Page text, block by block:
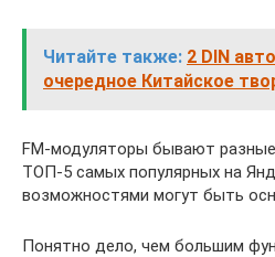
Читайте также: 2 DIN
очередное Китайское
FM-модуляторы бывают
ТОП-5 самых популярных на
возможностями могут быть
Понятно дело, чем большим